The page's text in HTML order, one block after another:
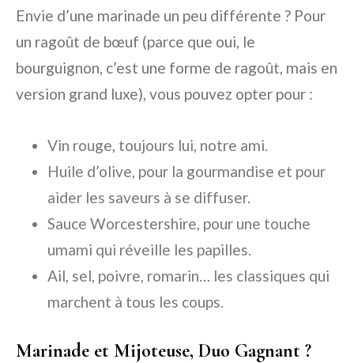
Envie d’une marinade un peu différente ? Pour
un ragoût de bœuf (parce que oui, le
bourguignon, c’est une forme de ragoût, mais en
version grand luxe), vous pouvez opter pour :
Vin rouge, toujours lui, notre ami.
Huile d’olive, pour la gourmandise et pour
aider les saveurs à se diffuser.
Sauce Worcestershire, pour une touche
umami qui réveille les papilles.
Ail, sel, poivre, romarin… les classiques qui
marchent à tous les coups.
Marinade et Mijoteuse, Duo Gagnant ?